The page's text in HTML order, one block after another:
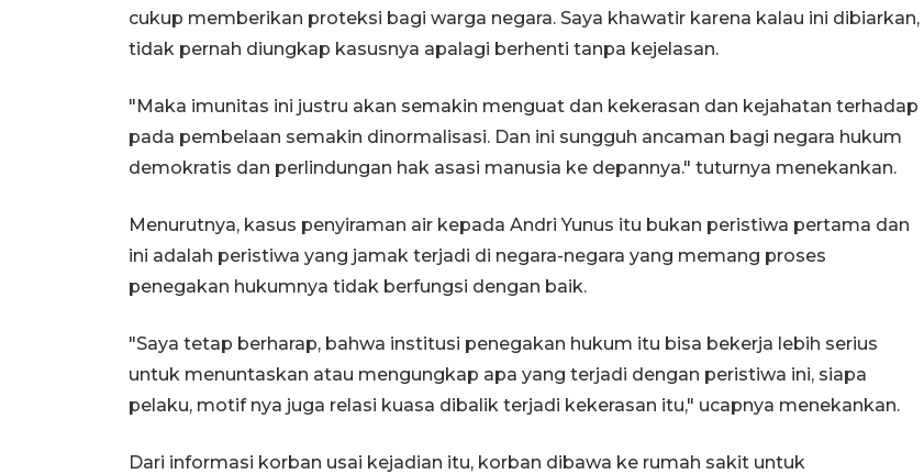
cukup memberikan proteksi bagi warga negara. Saya khawatir karena kalau ini dibiarkan,
tidak pernah diungkap kasusnya apalagi berhenti tanpa kejelasan.
"Maka imunitas ini justru akan semakin menguat dan kekerasan dan kejahatan terhadap
pada pembelaan semakin dinormalisasi. Dan ini sungguh ancaman bagi negara hukum
demokratis dan perlindungan hak asasi manusia ke depannya." tuturnya menekankan.
Menurutnya, kasus penyiraman air kepada Andri Yunus itu bukan peristiwa pertama dan
ini adalah peristiwa yang jamak terjadi di negara-negara yang memang proses
penegakan hukumnya tidak berfungsi dengan baik.
"Saya tetap berharap, bahwa institusi penegakan hukum itu bisa bekerja lebih serius
untuk menuntaskan atau mengungkap apa yang terjadi dengan peristiwa ini, siapa
pelaku, motif nya juga relasi kuasa dibalik terjadi kekerasan itu," ucapnya menekankan.
Dari informasi korban usai kejadian itu, korban dibawa ke rumah sakit untuk